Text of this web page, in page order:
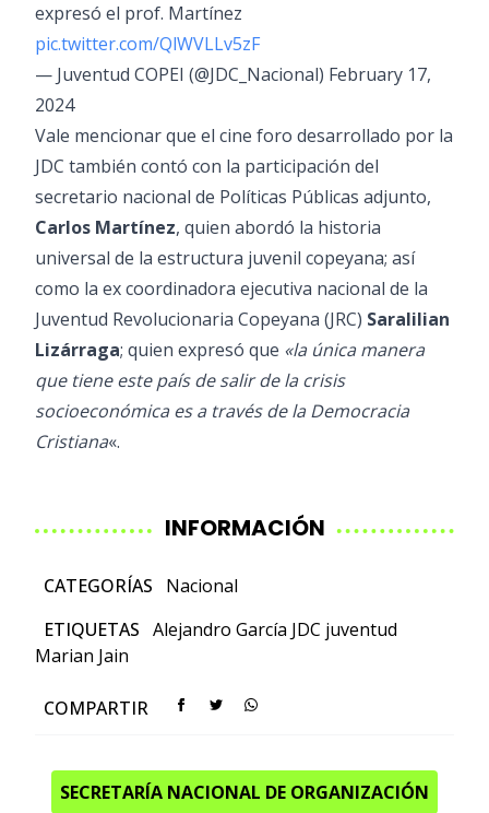
expresó el prof. Martínez
pic.twitter.com/QlWVLLv5zF
— Juventud COPEI (@JDC_Nacional) February 17,
2024
Vale mencionar que el cine foro desarrollado por la
JDC también contó con la participación del
secretario nacional de Políticas Públicas adjunto,
Carlos Martínez, quien abordó la historia
universal de la estructura juvenil copeyana; así
como la ex coordinadora ejecutiva nacional de la
Juventud Revolucionaria Copeyana (JRC) Saralilian
Lizárraga; quien expresó que «la única manera
que tiene este país de salir de la crisis
socioeconómica es a través de la Democracia
Cristiana«.
INFORMACIÓN
CATEGORÍAS
Nacional
ETIQUETAS Alejandro García JDC juventud
Marian Jain
COMPARTIR
SECRETARÍA NACIONAL DE ORGANIZACIÓN